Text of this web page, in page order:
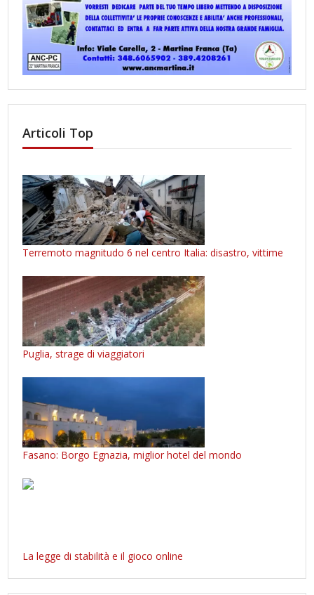
Articoli Top
Terremoto magnitudo 6 nel centro Italia: disastro, vittime
Puglia, strage di viaggiatori
Fasano: Borgo Egnazia, miglior hotel del mondo
La legge di stabilità e il gioco online